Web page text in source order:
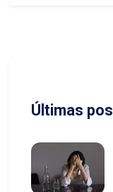
Últimas